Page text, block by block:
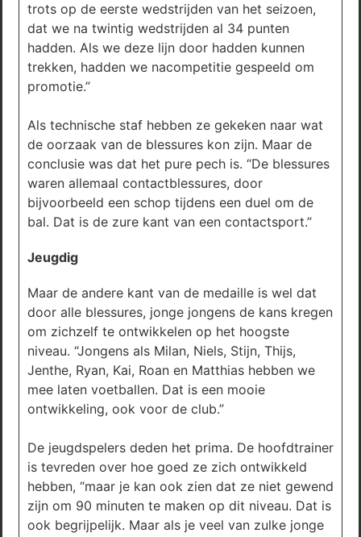
trots op de eerste wedstrijden van het seizoen,
dat we na twintig wedstrijden al 34 punten
hadden. Als we deze lijn door hadden kunnen
trekken, hadden we nacompetitie gespeeld om
promotie.”
Als technische staf hebben ze gekeken naar wat
de oorzaak van de blessures kon zijn. Maar de
conclusie was dat het pure pech is. “De blessures
waren allemaal contactblessures, door
bijvoorbeeld een schop tijdens een duel om de
bal. Dat is de zure kant van een contactsport.”
Jeugdig
Maar de andere kant van de medaille is wel dat
door alle blessures, jonge jongens de kans kregen
om zichzelf te ontwikkelen op het hoogste
niveau. “Jongens als Milan, Niels, Stijn, Thijs,
Jenthe, Ryan, Kai, Roan en Matthias hebben we
mee laten voetballen. Dat is een mooie
ontwikkeling, ook voor de club.”
De jeugdspelers deden het prima. De hoofdtrainer
is tevreden over hoe goed ze zich ontwikkeld
hebben, “maar je kan ook zien dat ze niet gewend
zijn om 90 minuten te maken op dit niveau. Dat is
ook begrijpelijk. Maar als je veel van zulke jonge